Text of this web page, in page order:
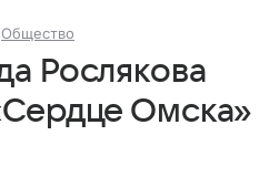
Общество
Рослякова
Омска»